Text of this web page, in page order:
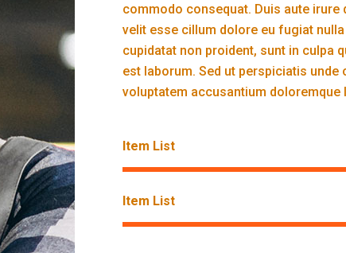
commodo consequat. Duis aute
velit esse cillum dolore eu fugiat
cupidatat non proident, sunt in culpa
est laborum. Sed ut perspiciatis
voluptatem accusantium doloremque
Item List
Item List